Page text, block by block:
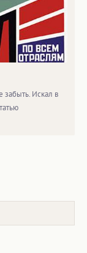
забыть. Искал в